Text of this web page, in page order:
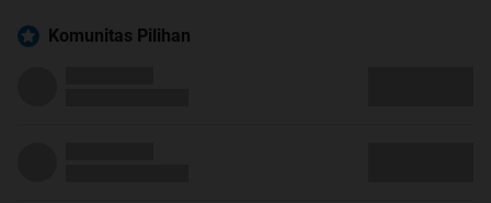
Komunitas Pilihan